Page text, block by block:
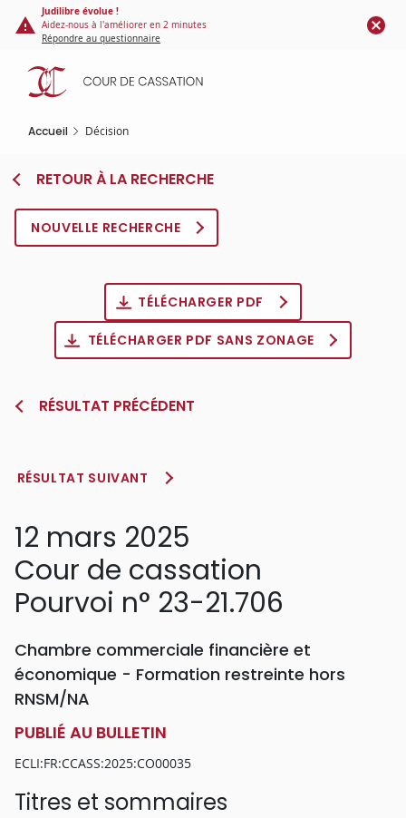
Panneau de gestion des cookies
contenu
principal
Judilibre évolue !
Aidez-nous à l'améliorer en 2 minutes
Répondre au questionnaire
Accueil Décision
RETOUR À LA RECHERCHE
NOUVELLE RECHERCHE
TÉLÉCHARGER PDF
TÉLÉCHARGER PDF SANS ZONAGE
RÉSULTAT PRÉCÉDENT
RÉSULTAT SUIVANT
12 mars 2025
Cour de cassation
Pourvoi n° 23-21.706
Chambre commerciale financière et
économique - Formation restreinte hors
RNSM/NA
PUBLIÉ AU BULLETIN
ECLI:FR:CCASS:2025:CO00035
Titres et sommaires